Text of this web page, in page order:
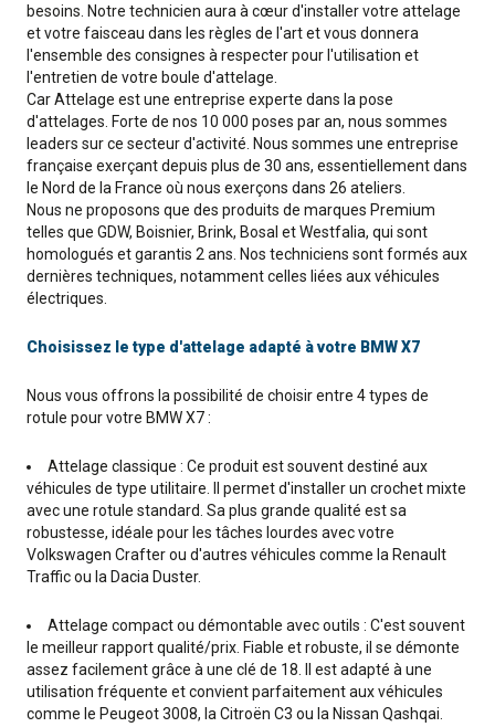
besoins. Notre technicien aura à cœur d'installer votre attelage
et votre faisceau dans les règles de l'art et vous donnera
l'ensemble des consignes à respecter pour l'utilisation et
l'entretien de votre boule d'attelage.
Car Attelage est une entreprise experte dans la pose
d'attelages. Forte de nos 10 000 poses par an, nous sommes
leaders sur ce secteur d'activité. Nous sommes une entreprise
française exerçant depuis plus de 30 ans, essentiellement dans
le Nord de la France où nous exerçons dans 26 ateliers.
Nous ne proposons que des produits de marques Premium
telles que GDW, Boisnier, Brink, Bosal et Westfalia, qui sont
homologués et garantis 2 ans. Nos techniciens sont formés aux
dernières techniques, notamment celles liées aux véhicules
électriques.
Choisissez le type d'attelage adapté à votre BMW X7
Nous vous offrons la possibilité de choisir entre 4 types de
rotule pour votre BMW X7 :
Attelage classique : Ce produit est souvent destiné aux
véhicules de type utilitaire. Il permet d'installer un crochet mixte
avec une rotule standard. Sa plus grande qualité est sa
robustesse, idéale pour les tâches lourdes avec votre
Volkswagen Crafter ou d'autres véhicules comme la Renault
Traffic ou la Dacia Duster.
Attelage compact ou démontable avec outils : C'est souvent
le meilleur rapport qualité/prix. Fiable et robuste, il se démonte
assez facilement grâce à une clé de 18. Il est adapté à une
utilisation fréquente et convient parfaitement aux véhicules
comme le Peugeot 3008, la Citroën C3 ou la Nissan Qashqai.